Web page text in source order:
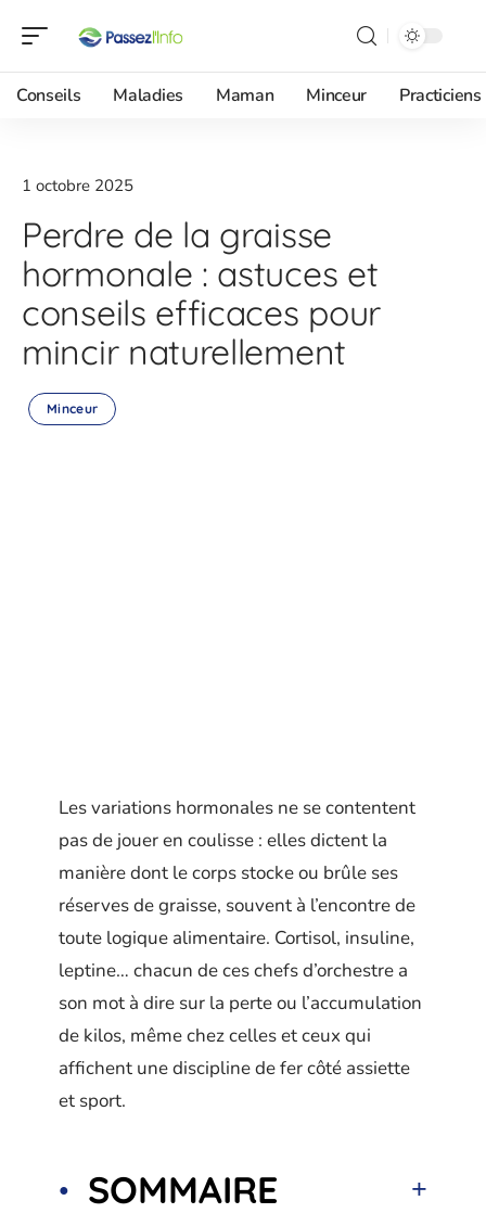
Conseils Maladies Maman Minceur Practiciens
1 octobre 2025
Perdre de la graisse
hormonale : astuces et
conseils efficaces pour
mincir naturellement
Minceur
Les variations hormonales ne se contentent
pas de jouer en coulisse : elles dictent la
manière dont le corps stocke ou brûle ses
réserves de graisse, souvent à l’encontre de
toute logique alimentaire. Cortisol, insuline,
leptine… chacun de ces chefs d’orchestre a
son mot à dire sur la perte ou l’accumulation
de kilos, même chez celles et ceux qui
affichent une discipline de fer côté assiette
et sport.
SOMMAIRE